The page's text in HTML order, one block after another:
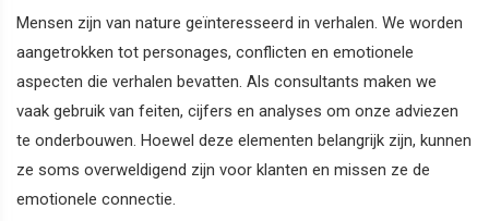
Mensen zijn van nature geïnteresseerd in verhalen. We worden
aangetrokken tot personages, conflicten en emotionele
aspecten die verhalen bevatten. Als consultants maken we
vaak gebruik van feiten, cijfers en analyses om onze adviezen
te onderbouwen. Hoewel deze elementen belangrijk zijn, kunnen
ze soms overweldigend zijn voor klanten en missen ze de
emotionele connectie.